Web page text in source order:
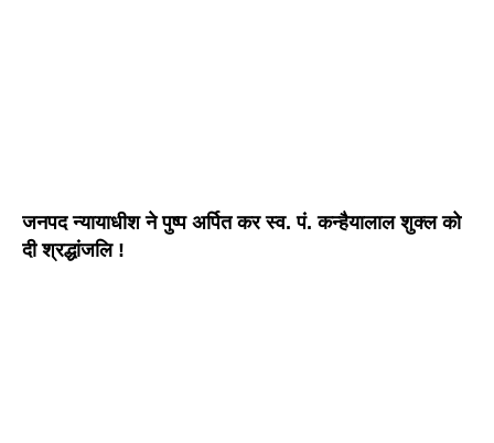
जनपद न्यायाधीश ने पुष्प अर्पित कर स्व. पं. कन्हैयालाल शुक्ल को
दी श्रद्धांजलि !